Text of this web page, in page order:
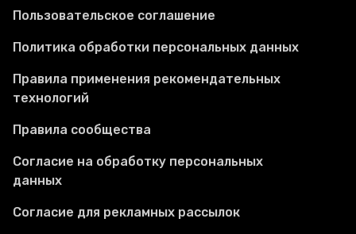
Пользовательское соглашение
Политика обработки персональных данных
Правила применения рекомендательных
технологий
Правила сообщества
Согласие на обработку персональных
данных
Согласие для рекламных рассылок